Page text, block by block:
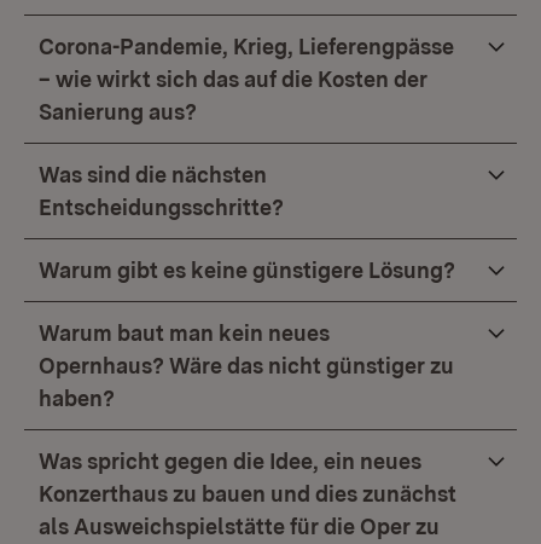
Corona-Pandemie, Krieg, Lieferengpässe
– wie wirkt sich das auf die Kosten der
Sanierung aus?
Was sind die nächsten
Entscheidungsschritte?
Warum gibt es keine günstigere Lösung?
Warum baut man kein neues
Opernhaus? Wäre das nicht günstiger zu
haben?
Was spricht gegen die Idee, ein neues
Konzerthaus zu bauen und dies zunächst
als Ausweichspielstätte für die Oper zu